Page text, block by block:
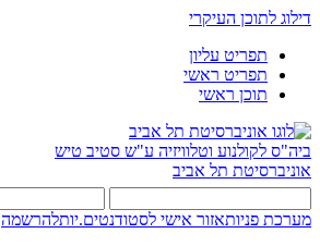
דילוג לתוכן העיקרי
תפריט עליון
תפריט ראשי
תוכן ראשי
ביה"ס לקולנוע וטלוויזיה ע"ש סטיב טיש
אוניברסיטת תל אביב
מערכת פניותאזור אישי לסטודנטים.יותלהרשמה